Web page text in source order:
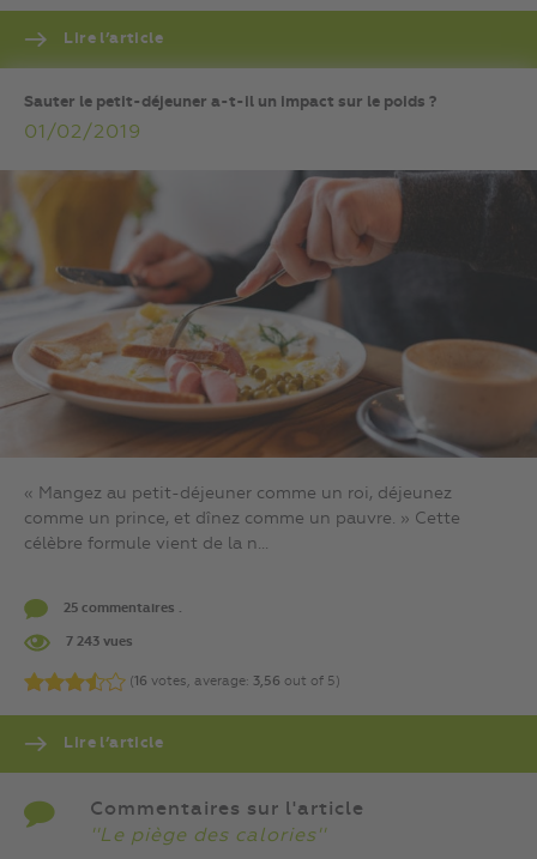
Lire l’article
Sauter le petit-déjeuner a-t-il un impact sur le poids ?
01/02/2019
« Mangez au petit-déjeuner comme un roi, déjeunez
comme un prince, et dînez comme un pauvre. » Cette
célèbre formule vient de la n...
25 commentaires .
7 243 vues
(16 votes, average: 3,56 out of 5)
Lire l’article
Commentaires sur l'article
''Le piège des calories''